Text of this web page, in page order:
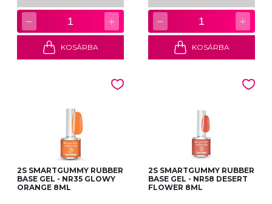
− 1 +
KOSÁRBA
− 1 +
KOSÁRBA
2S SMARTGUMMY RUBBER
BASE GEL - NR35 GLOWY
ORANGE 8ML
2S SMARTGUMMY RUBBER
BASE GEL - NR58 DESERT
FLOWER 8ML